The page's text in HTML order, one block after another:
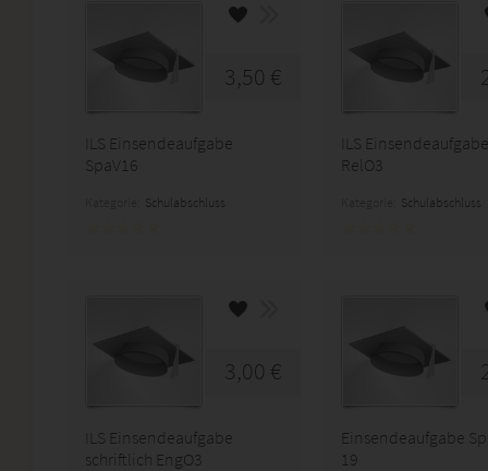
3,50 €
ILS Einsendeaufgabe
SpaV16
Schulabschluss
ILS Einsendeaufgabe
RelO3
Schulabschluss
3,00 €
ILS Einsendeaufgabe
schriftlich EngO3
Einsendeaufgabe
19